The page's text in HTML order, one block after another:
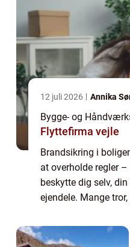
12 juli 2026 Annika
Bygge- og
Flyttefirma vejle
Brandsikring i
at overholde regler
beskytte dig selv,
ejendele. Mange
brandsikring er en